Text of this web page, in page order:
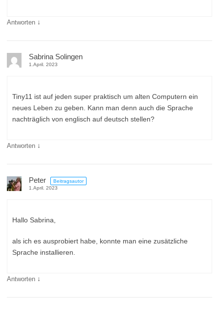
Antworten ↓
Sabrina Solingen
1.April. 2023
Tiny11 ist auf jeden super praktisch um alten Computern ein
neues Leben zu geben. Kann man denn auch die Sprache
nachträglich von englisch auf deutsch stellen?
Antworten ↓
Peter
Beitragsautor
1.April. 2023
Hallo Sabrina,
als ich es ausprobiert habe, konnte man eine zusätzliche
Sprache installieren.
Antworten ↓